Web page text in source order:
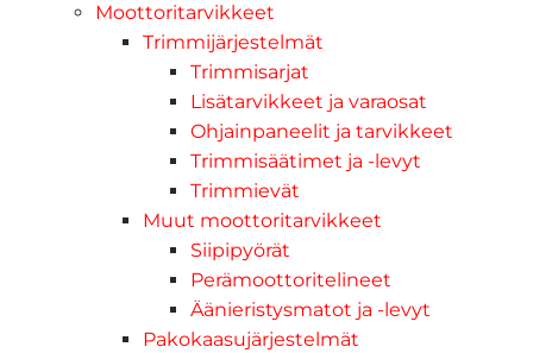
Moottoritarvikkeet
Trimmijärjestelmät
Trimmisarjat
Lisätarvikkeet ja varaosat
Ohjainpaneelit ja tarvikkeet
Trimmisäätimet ja -levyt
Trimmievät
Muut moottoritarvikkeet
Siipipyörät
Perämoottoritelineet
Äänieristysmatot ja -levyt
Pakokaasujärjestelmät